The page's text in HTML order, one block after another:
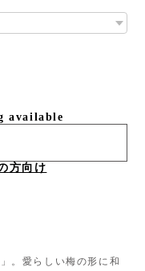
available
方向け
。愛らしい梅の形に和